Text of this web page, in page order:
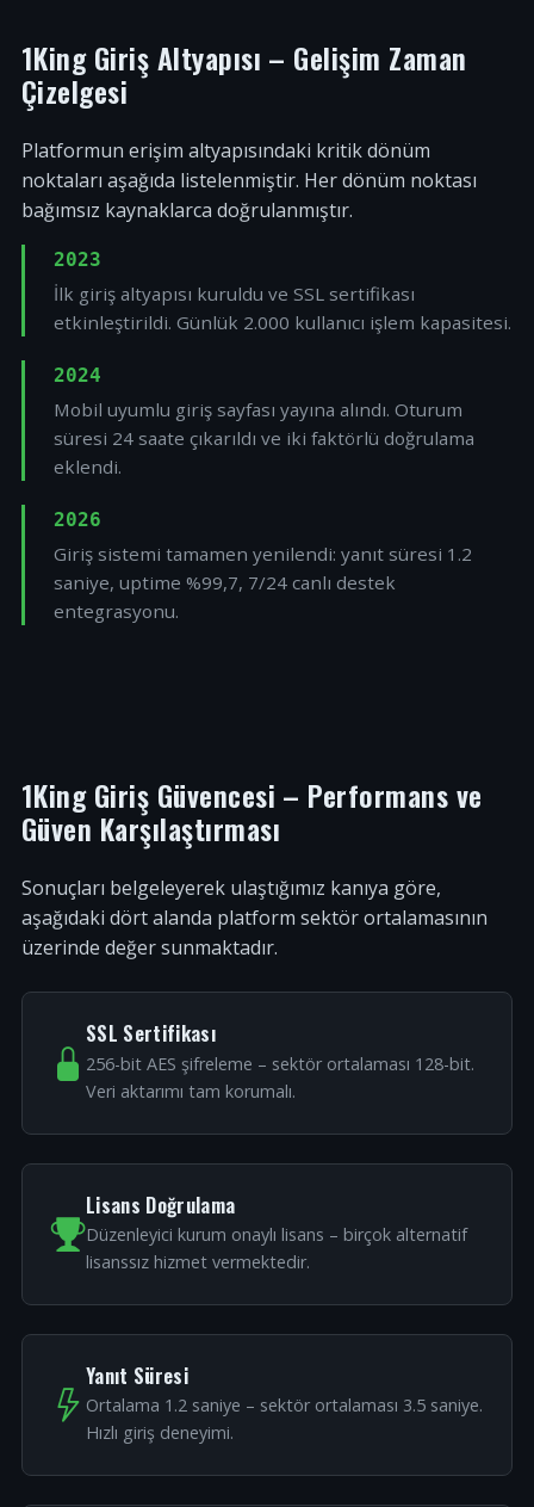
1King Giriş Altyapısı – Gelişim Zaman
Çizelgesi
Platformun erişim altyapısındaki kritik dönüm
noktaları aşağıda listelenmiştir. Her dönüm noktası
bağımsız kaynaklarca doğrulanmıştır.
2023
İlk giriş altyapısı kuruldu ve SSL sertifikası
etkinleştirildi. Günlük 2.000 kullanıcı işlem kapasitesi.
2024
Mobil uyumlu giriş sayfası yayına alındı. Oturum
süresi 24 saate çıkarıldı ve iki faktörlü doğrulama
eklendi.
2026
Giriş sistemi tamamen yenilendi: yanıt süresi 1.2
saniye, uptime %99,7, 7/24 canlı destek
entegrasyonu.
1King Giriş Güvencesi – Performans ve
Güven Karşılaştırması
Sonuçları belgeleyerek ulaştığımız kanıya göre,
aşağıdaki dört alanda platform sektör ortalamasının
üzerinde değer sunmaktadır.
SSL Sertifikası
256-bit AES şifreleme – sektör ortalaması 128-bit.
Veri aktarımı tam korumalı.
Lisans Doğrulama
Düzenleyici kurum onaylı lisans – birçok alternatif
lisanssız hizmet vermektedir.
Yanıt Süresi
Ortalama 1.2 saniye – sektör ortalaması 3.5 saniye.
Hızlı giriş deneyimi.